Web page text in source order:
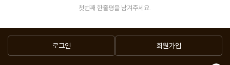
첫번째 한줄평을 남겨주세요.
로그인 회원가입